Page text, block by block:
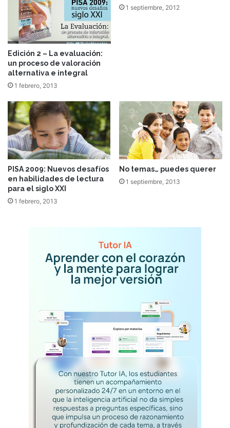
Edición 2 – La evaluación:
un proceso de valoración
alternativa e integral
1 febrero, 2013
1 septiembre, 2012
PISA 2009: Nuevos desafíos
en habilidades de lectura
para el siglo XXI
1 febrero, 2013
No temas… puedes querer
1 septiembre, 2013